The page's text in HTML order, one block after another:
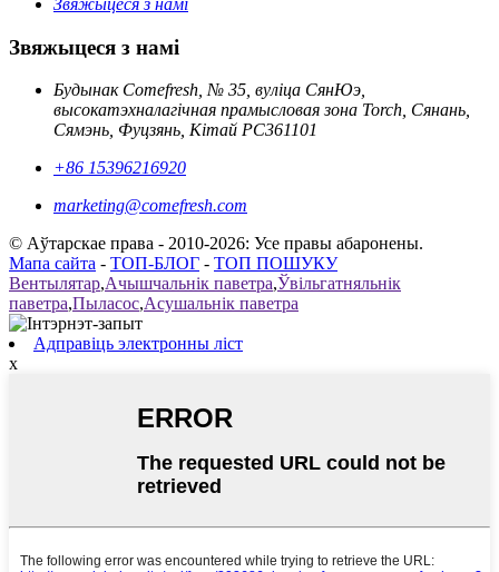
Звяжыцеся з намі
Будынак Comefresh, № 35, вуліца СянЮэ,
высокатэхналагічная прамысловая зона Torch, Сянань,
Сямэнь, Фуцзянь, Кітай PC361101
+86 15396216920
marketing@comefresh.com
© Аўтарскае права - 2010-2026: Усе правы абаронены.
Мапа сайта - ТОП-БЛОГ - ТОП ПОШУКУ
Вентылятар,Ачышчальнік паветра,Ўвільгатняльнік
паветра,Пыласос,Асушальнік паветра
Адправіць электронны ліст
x